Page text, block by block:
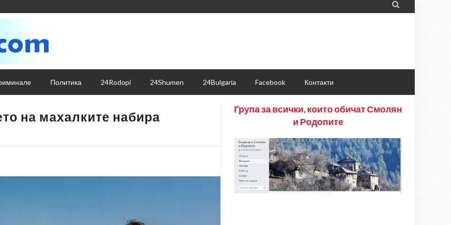

Политика 24Rodopi 24Shumen 24Bulgaria Facebook Контакти
на махалките набира
Група за всички, които обичат Смолян
и Родопите